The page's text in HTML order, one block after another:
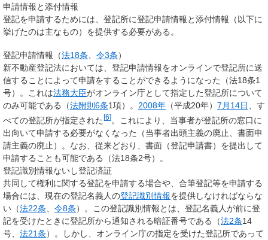
申請情報と添付情報
登記を申請するためには、登記所に登記申請情報と添付情報（以下に
挙げたのは主なもの）を提供する必要がある。
登記申請情報（法18条、 令3条）
新不動産登記法においては、登記申請情報をオンラインで登記所に送
信することによって申請をすることができるようになった（法18条1
号）。これは法務大臣がオンライン庁として指定した登記所について
のみ可能である（法附則6条1項）。 2008年 （平成20年） 7月14日、す
べての登記所が指定された [6] 。これにより、当事者が登記所の窓口に
出向いて申請する必要がなくなった（当事者出頭主義の廃止、書面申
請主義の廃止）。なお、従来どおり、書面（登記申請書）を提出して
申請することも可能である（法18条2号）。
登記識別情報ないし登記済証
共同して権利に関する登記を申請する場合や、合筆登記等を申請する
場合には、現在の登記名義人の登記識別情報を提供しなければならな
い（法22条 令8条）。この登記識別情報とは、登記名義人が前に登
記を受けたときに登記所から通知される暗証番号である（法2条14
号、 法21条）。しかし、オンライン庁の指定を受けた登記所であって